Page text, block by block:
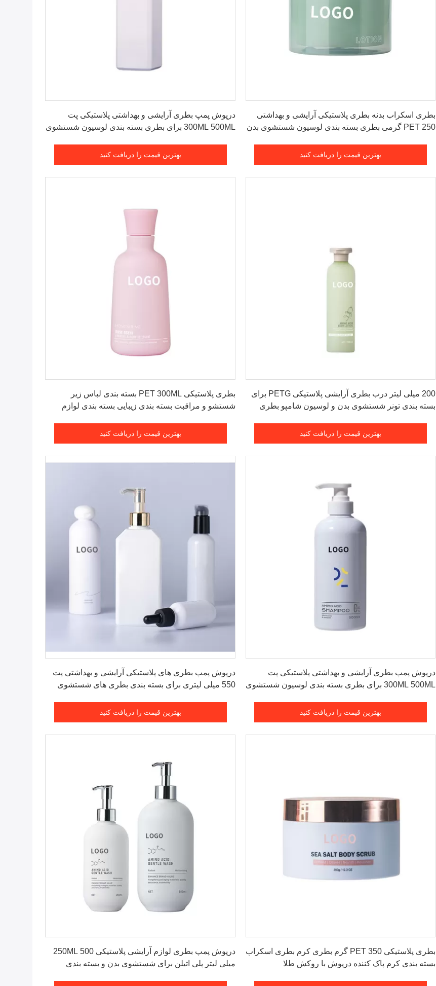
بطری اسکراب بدنه بطری پلاستیکی آرایشی و بهداشتی
PET 250 گرمی بطری بسته بندی لوسیون شستشوی بدن
بهترین قیمت را دریافت کنید
درپوش پمپ بطری آرایشی و بهداشتی پلاستیکی پت
300ML 500ML برای بطری بسته بندی لوسیون شستشوی
بهترین قیمت را دریافت کنید
200 میلی لیتر درب بطری آرایشی پلاستیکی PETG برای
بسته بندی تونر شستشوی بدن و لوسیون شامپو بطری
بهترین قیمت را دریافت کنید
بطری پلاستیکی PET 300ML بسته بندی لباس زیر
شستشو و مراقبت بسته بندی زیبایی بسته بندی لوازم
بهترین قیمت را دریافت کنید
درپوش پمپ بطری آرایشی و بهداشتی پلاستیکی پت
300ML 500ML برای بطری بسته بندی لوسیون شستشوی
بهترین قیمت را دریافت کنید
درپوش پمپ بطری های پلاستیکی آرایشی و بهداشتی پت
550 میلی لیتری برای بسته بندی بطری های شستشوی
بهترین قیمت را دریافت کنید
بطری پلاستیکی PET 350 گرم بطری کرم بطری اسکراب
بسته بندی کرم پاک کننده درپوش با روکش طلا
درپوش پمپ بطری لوازم آرایشی پلاستیکی 250ML 500
میلی لیتر پلی اتیلن برای شستشوی بدن و بسته بندی